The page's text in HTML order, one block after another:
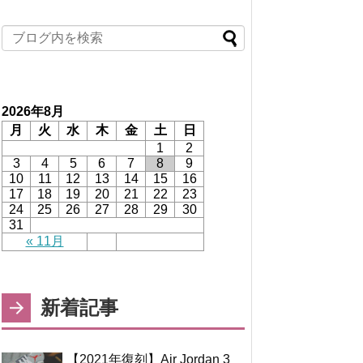
2026年8月
月
火 水 木 金 土 日
« 11月
1
2
3
4 5 6 7 8
9
10
11 12 13 14 15
16
17
18 19 20 21 22
23
24
25 26 27 28 29
30
31
新着記事
【2021年復刻】Air Jordan 3